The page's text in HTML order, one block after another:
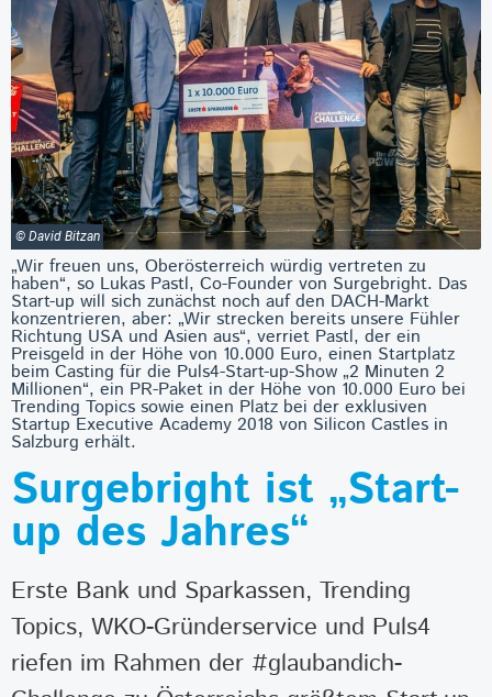
© David Bitzan
„Wir freuen uns, Oberösterreich würdig vertreten zu
haben“, so Lukas Pastl, Co-Founder von Surgebright. Das
Start-up will sich zunächst noch auf den DACH-Markt
konzentrieren, aber: „Wir strecken bereits unsere Fühler
Richtung USA und Asien aus“, verriet Pastl, der ein
Preisgeld in der Höhe von 10.000 Euro, einen Startplatz
beim Casting für die Puls4-Start-up-Show „2 Minuten 2
Millionen“, ein PR-Paket in der Höhe von 10.000 Euro bei
Trending Topics sowie einen Platz bei der exklusiven
Startup Executive Academy 2018 von Silicon Castles in
Salzburg erhält.
Surgebright ist „Start-
up des Jahres“
Erste Bank und Sparkassen, Trending
Topics, WKO-Gründerservice und Puls4
riefen im Rahmen der #glaubandich-